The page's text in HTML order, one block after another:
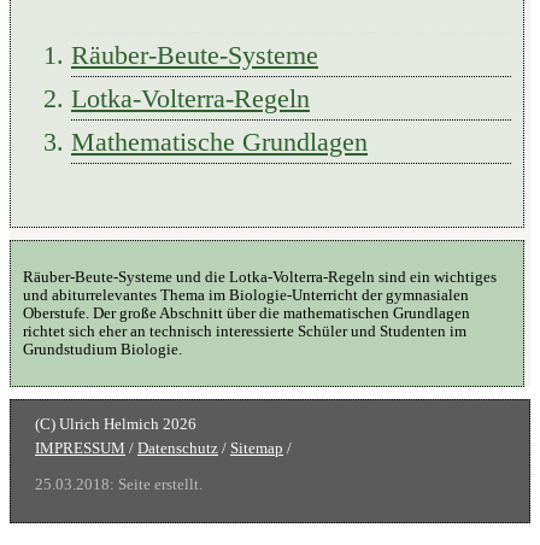
Räuber-Beute-Systeme
Lotka-Volterra-Regeln
Mathematische Grundlagen
Räuber-Beute-Systeme und die Lotka-Volterra-Regeln sind ein wichtiges
und abiturrelevantes Thema im Biologie-Unterricht der gymnasialen
Oberstufe. Der große Abschnitt über die mathematischen Grundlagen
richtet sich eher an technisch interessierte Schüler und Studenten im
Grundstudium Biologie.
IMPRESSUM / Datenschutz / Sitemap /
25.03.2018: Seite erstellt.